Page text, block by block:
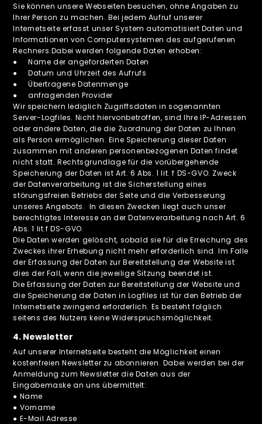
Sie können unsere Webseiten besuchen, ohne Angaben zu
Ihrer Person zu machen. Bei jedem Aufruf unserer
Internetseite erfasst unser System automatisiert Daten und
Informationen von Computersystemen des aufgerufenen
Rechners.Dabei werden folgende Daten erhoben:
● Name der angeforderten Daten
● Datum und Uhrzeit des Aufrufs
● Übertragene Datenmenge
● anfragenden Provider
Wir speichern lediglich Zugriffsdaten in sogenannten
Server-Logfiles. Nicht hiervonbetroffen, sind Ihre IP-Adressen
oder andere Daten, die die Zuordnung der Daten zu Ihnen
als Person ermöglichen. Eine Speicherung dieser Daten
zusammen mit anderen personenbezogenen Daten findet
nicht statt. Rechtsgrundlage für die vorübergehende
Speicherung der Daten ist Art. 6 Abs. 1 lit. f DS-GVO. Zweck
der Datenverarbeitung ist die Sicherstellung eines
störungsfreien Betriebs der Seite und die Verbesserung
unseres Angebots. In diesen Zwecken liegt auch unser
berechtigtes Interesse an der Datenverarbeitung nach Art. 6
Abs. 1 lit.f DS-GVO.
Die Daten werden gelöscht, sobald sie für die Erreichung des
Zweckes ihrer Erhebung nicht mehr erforderlich sind. Im Falle
der Erfassung der Daten zur Bereitstellung der Website ist
dies der Fall, wenn die jeweilige Sitzung beendet ist.
Die Erfassung der Daten zur Bereitstellung der Website und
die Speicherung der Daten in Logfiles ist für den Betrieb der
Internetseite zwingend erforderlich. Es besteht folglich
seitens des Nutzers keine Widerspruchsmöglichkeit.
4. Newsletter
Auf unserer Internetseite besteht die Möglichkeit einen
kostenfreien Newsletter zu abonnieren. Dabei werden bei der
Anmeldung zum Newsletter die Daten aus der
Eingabemaske an uns übermittelt:
● Name
● Vorname
● E-Mail Adresse